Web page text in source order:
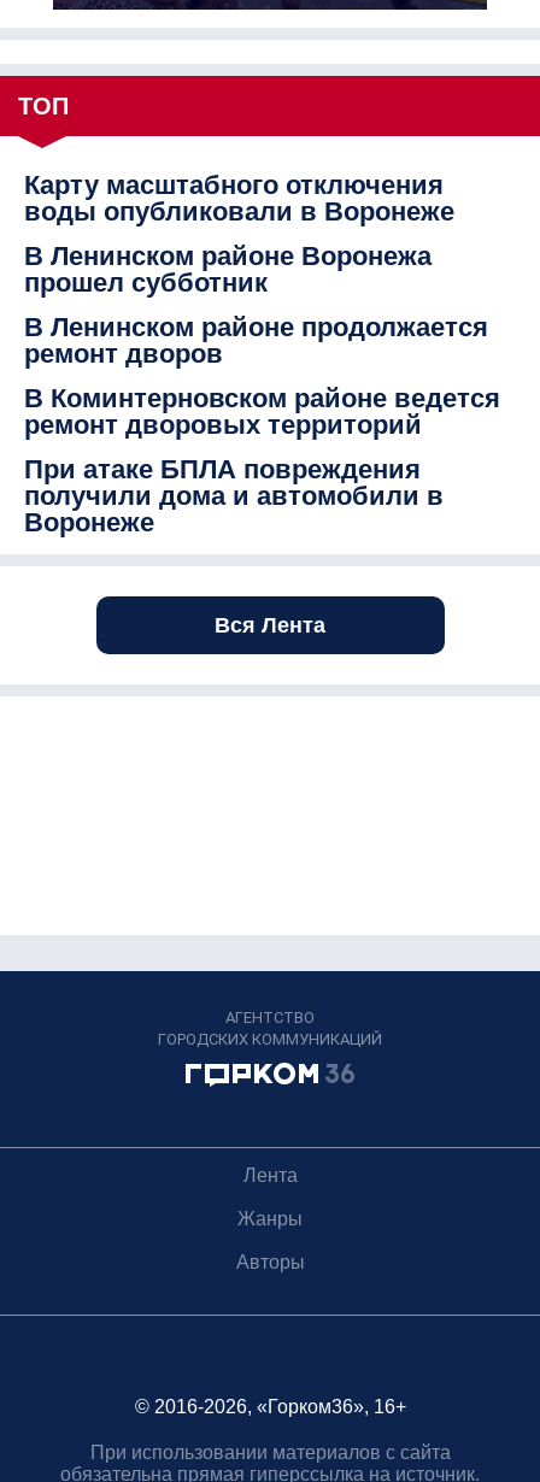
ТОП
Карту масштабного отключения
воды опубликовали в Воронеже
В Ленинском районе Воронежа
прошел субботник
В Ленинском районе продолжается
ремонт дворов
В Коминтерновском районе ведется
ремонт дворовых территорий
При атаке БПЛА повреждения
получили дома и автомобили в
Воронеже
Вся Лента
АГЕНТСТВО
ГОРОДСКИХ КОММУНИКАЦИЙ
Лента
Жанры
Авторы
© 2016-2026, «Горком36», 16+
При использовании материалов с сайта
обязательна прямая гиперссылка на источник.